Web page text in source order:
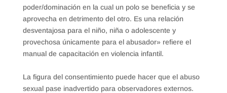
poder/dominación en la cual un polo se beneficia y se
aprovecha en detrimento del otro. Es una relación
desventajosa para el niño, niña o adolescente y
provechosa únicamente para el abusador» refiere el
manual de capacitación en violencia infantil.
La figura del consentimiento puede hacer que el abuso
sexual pase inadvertido para observadores externos.